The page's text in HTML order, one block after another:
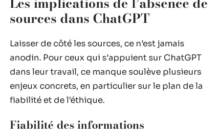
sources dans ChatGPT
Laisser de côté les sources, ce n’est jamais
anodin. Pour ceux qui s’appuient sur ChatGPT
dans leur travail, ce manque soulève plusieurs
enjeux concrets, en particulier sur le plan de la
fiabilité et de l’éthique.
Fiabilité des informations